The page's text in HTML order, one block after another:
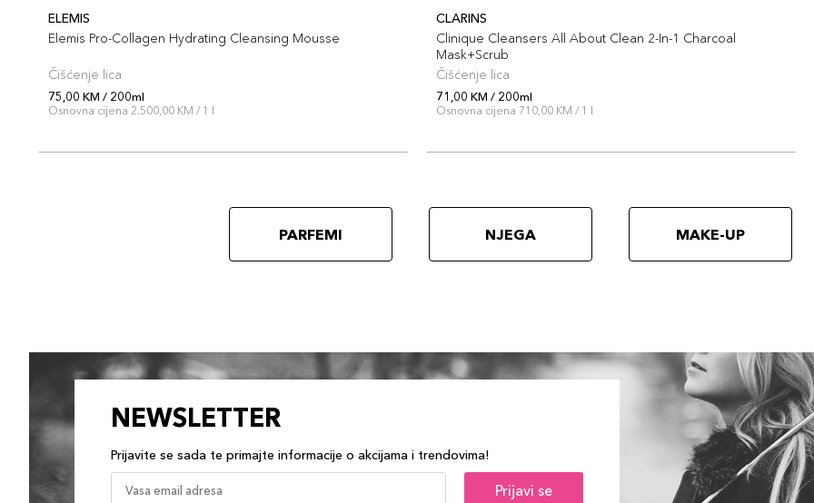
ELEMIS
Elemis Pro-Collagen Hydrating Cleansing Mousse
Čišćenje lica
75,00 KM / 200ml
Osnovna cijena 2.500,00 KM / 1 l
CLARINS
Clinique Cleansers All About Clean 2-In-1 Charcoal
Mask+Scrub
Čišćenje lica
71,00 KM / 200ml
Osnovna cijena 710,00 KM / 1 l
PARFEMI NJEGA MAKE-UP
NEWSLETTER
Prijavite se sada te primajte informacije o akcijama i trendovima!
Prijavi se